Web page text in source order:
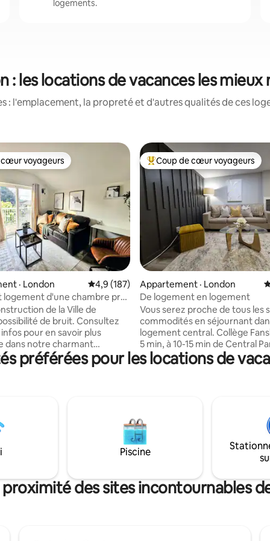
logements.
: les locations de vacances les mieux
: l'emplacement, la propreté et d'autres qualités de ces
sur 5, 6 commentaires
cœur voyageurs
voyageurs
· London Note moyenne de 4,9 sur 5, 187
4,9 (187)
logement d'une chambre près
ville
de la Ville de
de bruit. Consultez
pour en savoir plus
dans notre charmant
d'une chambre et d'une
au cœur du centre-ville!
d'être près du centre-ville de
balcon privé est idéal pour se
tout en regardant le coucher
10-15 minutes à pied de
voiture de la Western
Coup de cœur voyageurs
Coup de cœur voyageurs
Appartement · London
De logement en logement
Vous serez proche de tous les
commodités en séjournant
logement central. Collège
5 min, à 10-15 min de Central
centre-ville de Londres, des
des universités. Cet endroit
Cet appartement au sous-sol
d'une entrée privée, de deux
stationnement disponibles ainsi
accès aux arrêts de bus. C'est un endroit
magnifique et confortable
pour le plaisir.
préférées pour les locations de
Piscine
proximité des sites incontournables